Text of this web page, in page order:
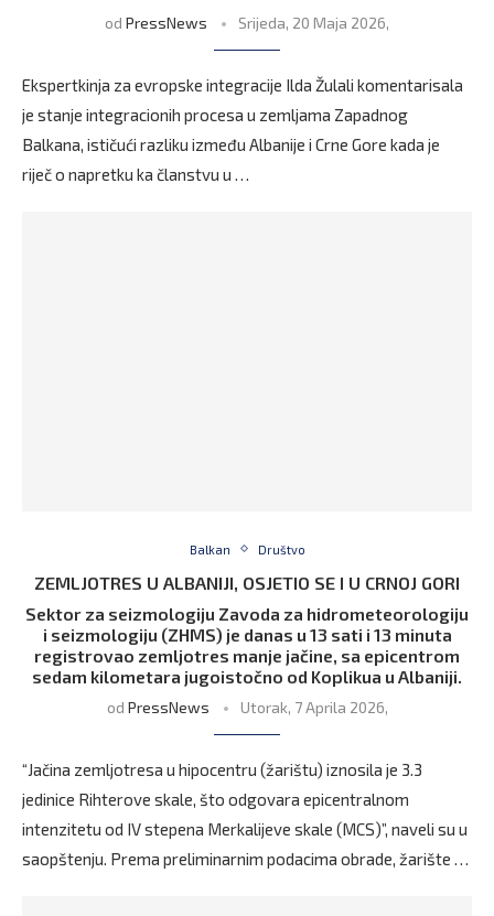
od PressNews Srijeda, 20 Maja 2026,
Ekspertkinja za evropske integracije Ilda Žulali komentarisala
je stanje integracionih procesa u zemljama Zapadnog
Balkana, ističući razliku između Albanije i Crne Gore kada je
riječ o napretku ka članstvu u …
Balkan Društvo
ZEMLJOTRES U ALBANIJI, OSJETIO SE I U CRNOJ GORI
Sektor za seizmologiju Zavoda za hidrometeorologiju
i seizmologiju (ZHMS) je danas u 13 sati i 13 minuta
registrovao zemljotres manje jačine, sa epicentrom
sedam kilometara jugoistočno od Koplikua u Albaniji.
od PressNews Utorak, 7 Aprila 2026,
“Jačina zemljotresa u hipocentru (žarištu) iznosila je 3.3
jedinice Rihterove skale, što odgovara epicentralnom
intenzitetu od IV stepena Merkalijeve skale (MCS)”, naveli su u
saopštenju. Prema preliminarnim podacima obrade, žarište …